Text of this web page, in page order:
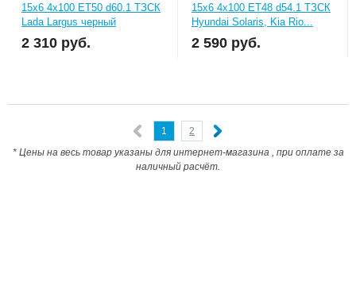
15x6 4x100 ET50 d60.1 ТЗСК
Lada Largus черный
2 310 руб.
15x6 4x100 ET48 d54.1 ТЗСК
Hyundai Solaris, Kia Rio...
2 590 руб.
1
2
* Цены на весь товар указаны для интернет-магазина , при оплате за
наличный расчёт.